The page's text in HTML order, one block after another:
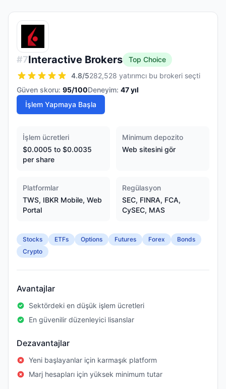
#7Interactive Brokers
Top Choice
4.8/5282,528 yatırımcı bu brokeri seçti
Güven skoru: 95/100Deneyim: 47yıl
İşlem Yapmaya Başla
İşlem ücretleri
$0.0005 to $0.0035
per share
Minimum depozito
Web sitesini gör
Platformlar
TWS, IBKR Mobile, Web
Portal
Regülasyon
SEC, FINRA, FCA,
CySEC, MAS
Stocks ETFs Options Futures Forex
Bonds
Crypto
Avantajlar
Sektördeki en düşük işlem ücretleri
En güvenilir düzenleyici lisanslar
Dezavantajlar
Yeni başlayanlar için karmaşık platform
Marj hesapları için yüksek minimum tutar